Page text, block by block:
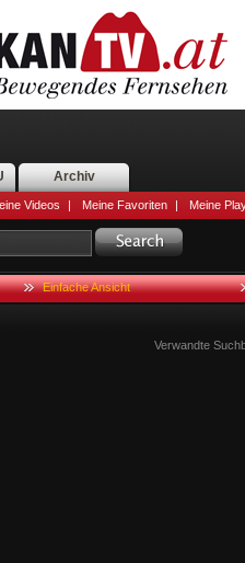
Archiv
Videos | Meine Favoriten | Meine
Einfache Ansicht
Verwandte